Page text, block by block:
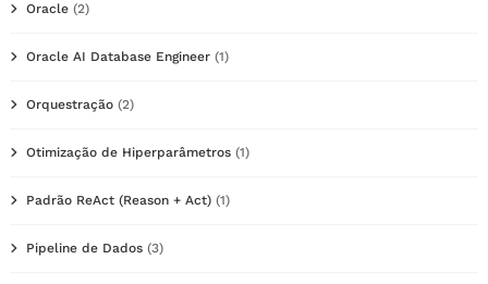
Oracle (2)
Oracle AI Database Engineer (1)
Orquestração (2)
Otimização de Hiperparâmetros (1)
Padrão ReAct (Reason + Act) (1)
Pipeline de Dados (3)